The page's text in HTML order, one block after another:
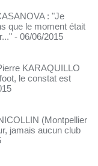
: "Je
que le moment était
- 06/06/2015
KARAQUILLO
le constat est
(Montpellier
jamais aucun club